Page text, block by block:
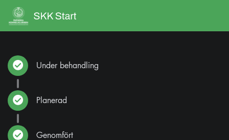
Under behandling
Planerad
Genomfört